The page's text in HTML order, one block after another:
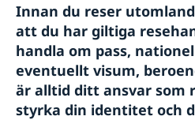
Innan du reser
att du har giltiga
handla om pass,
eventuellt visum,
är alltid ditt ansvar som
styrka din identitet och